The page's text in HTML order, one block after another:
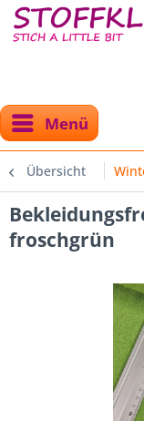
Menü
Übersicht
froschgrün